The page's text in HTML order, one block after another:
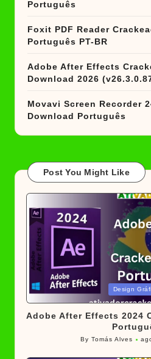
Português
Foxit PDF Reader
Português PT-BR
Adobe After Effects
Download 2026
Movavi Screen Recorder
Download Português
Post You Might Like
Posted
in
Design
Adobe After Effects 2024
Posted
ByTomás Alves